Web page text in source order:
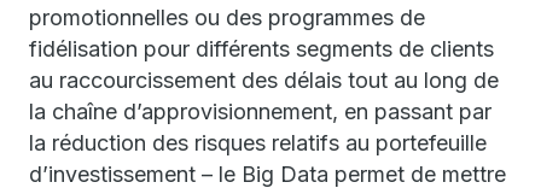
promotionnelles ou des programmes de
fidélisation pour différents segments de clients
au raccourcissement des délais tout au long de
la chaîne d’approvisionnement, en passant par
la réduction des risques relatifs au portefeuille
d’investissement – le Big Data permet de mettre